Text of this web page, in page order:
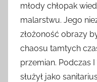
młody chłopak
malarstwu. Jego
złożoność obrazy
chaosu tamtych
przemian. Podczas
służył jako